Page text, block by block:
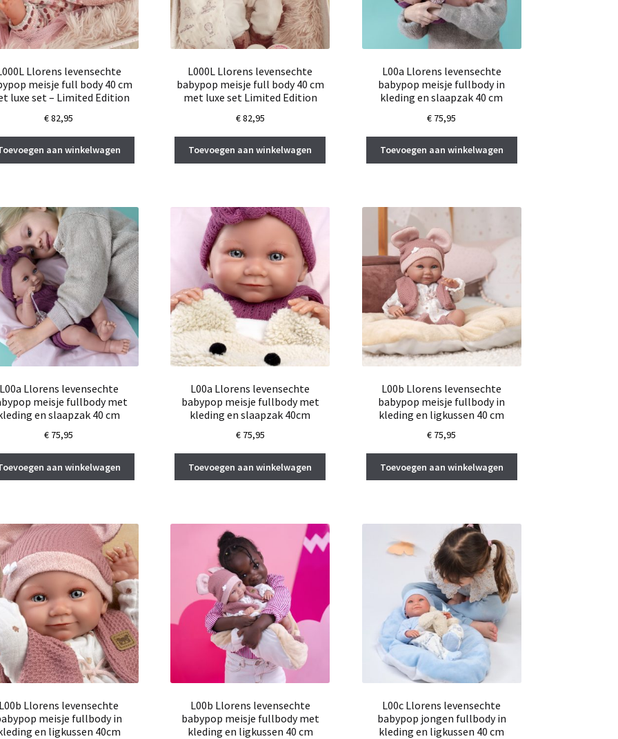
Llorens levensechte
meisje full body 40 cm
luxe set – Limited Edition
€82,95
aan winkelwagen
L000L Llorens levensechte
babypop meisje full body 40 cm
met luxe set Limited Edition
€82,95
Toevoegen aan winkelwagen
L00a Llorens levensechte
babypop meisje fullbody in
kleding en slaapzak 40 cm
€ 75,95
Toevoegen aan winkelwagen
Llorens levensechte
meisje fullbody met
en slaapzak 40 cm
€ 75,95
aan winkelwagen
L00a Llorens levensechte
babypop meisje fullbody met
kleding en slaapzak 40cm
€75,95
Toevoegen aan winkelwagen
L00b Llorens levensechte
babypop meisje fullbody in
kleding en ligkussen 40 cm
€ 75,95
Toevoegen aan winkelwagen
Llorens levensechte
meisje fullbody in
en ligkussen 40cm
L00b Llorens levensechte
babypop meisje fullbody met
kleding en ligkussen 40 cm
L00c Llorens levensechte
babypop jongen fullbody in
kleding en ligkussen 40 cm